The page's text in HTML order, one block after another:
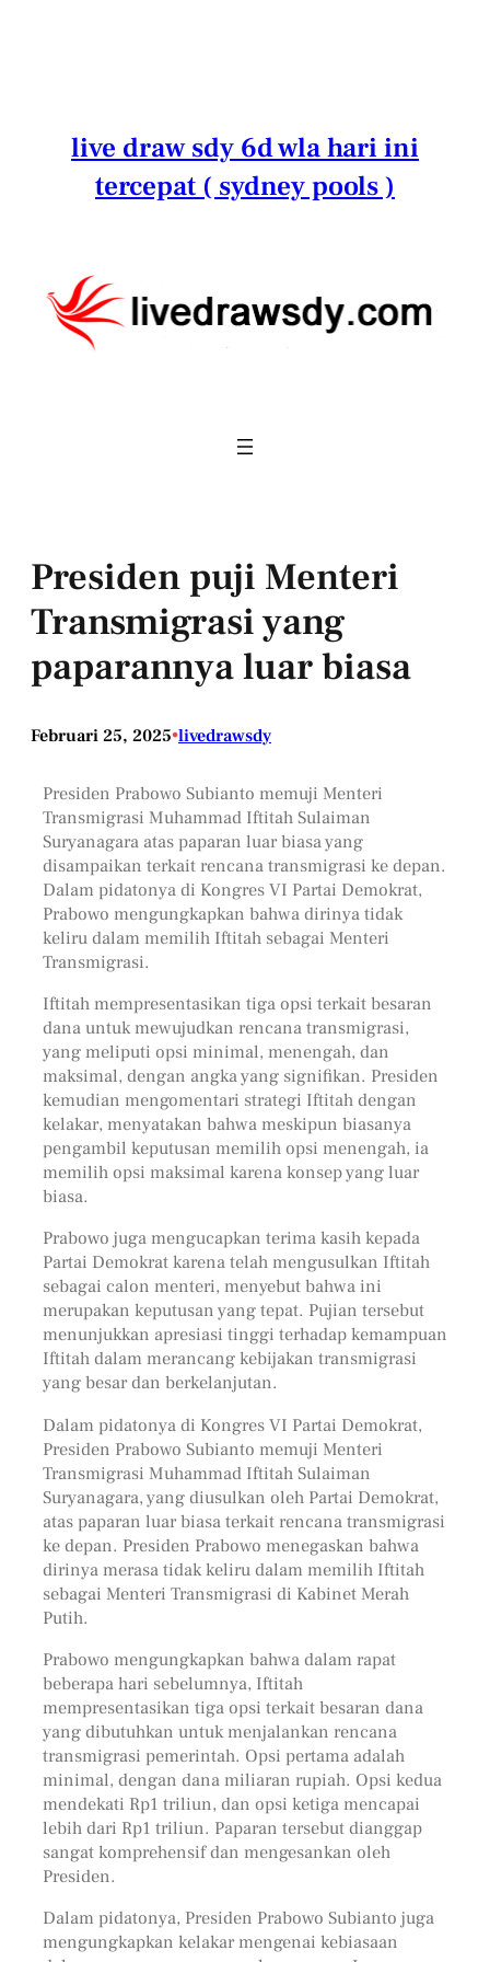
live draw sdy 6d wla hari ini
tercepat ( sydney pools )
Presiden puji Menteri
Transmigrasi yang
paparannya luar biasa
Februari 25, 2025•livedrawsdy
Presiden Prabowo Subianto memuji Menteri
Transmigrasi Muhammad Iftitah Sulaiman
Suryanagara atas paparan luar biasa yang
disampaikan terkait rencana transmigrasi ke depan.
Dalam pidatonya di Kongres VI Partai Demokrat,
Prabowo mengungkapkan bahwa dirinya tidak
keliru dalam memilih Iftitah sebagai Menteri
Transmigrasi.
Iftitah mempresentasikan tiga opsi terkait besaran
dana untuk mewujudkan rencana transmigrasi,
yang meliputi opsi minimal, menengah, dan
maksimal, dengan angka yang signifikan. Presiden
kemudian mengomentari strategi Iftitah dengan
kelakar, menyatakan bahwa meskipun biasanya
pengambil keputusan memilih opsi menengah, ia
memilih opsi maksimal karena konsep yang luar
biasa.
Prabowo juga mengucapkan terima kasih kepada
Partai Demokrat karena telah mengusulkan Iftitah
sebagai calon menteri, menyebut bahwa ini
merupakan keputusan yang tepat. Pujian tersebut
menunjukkan apresiasi tinggi terhadap kemampuan
Iftitah dalam merancang kebijakan transmigrasi
yang besar dan berkelanjutan.
Dalam pidatonya di Kongres VI Partai Demokrat,
Presiden Prabowo Subianto memuji Menteri
Transmigrasi Muhammad Iftitah Sulaiman
Suryanagara, yang diusulkan oleh Partai Demokrat,
atas paparan luar biasa terkait rencana transmigrasi
ke depan. Presiden Prabowo menegaskan bahwa
dirinya merasa tidak keliru dalam memilih Iftitah
sebagai Menteri Transmigrasi di Kabinet Merah
Putih.
Prabowo mengungkapkan bahwa dalam rapat
beberapa hari sebelumnya, Iftitah
mempresentasikan tiga opsi terkait besaran dana
yang dibutuhkan untuk menjalankan rencana
transmigrasi pemerintah. Opsi pertama adalah
minimal, dengan dana miliaran rupiah. Opsi kedua
mendekati Rp1 triliun, dan opsi ketiga mencapai
lebih dari Rp1 triliun. Paparan tersebut dianggap
sangat komprehensif dan mengesankan oleh
Presiden.
Dalam pidatonya, Presiden Prabowo Subianto juga
mengungkapkan kelakar mengenai kebiasaan